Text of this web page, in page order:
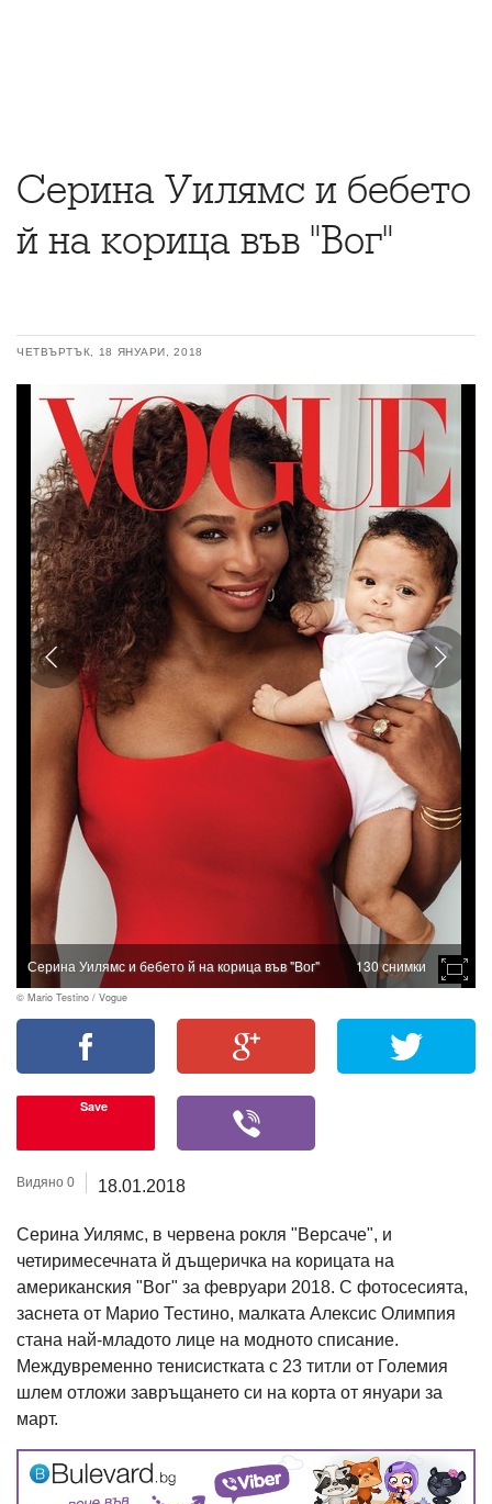
Серина Уилямс и бебето
й на корица във "Вог"
ЧЕТВЪРТЪК, 18 ЯНУАРИ, 2018
Серина Уилямс и бебето й на корица във "Вог" 130 снимки
© Mario Testino / Vogue
Save
Видяно 0 18.01.2018
Серина Уилямс, в червена рокля "Версаче", и
четиримесечната й дъщеричка на корицата на
американския "Вог" за февруари 2018. С фотосесията,
заснета от Марио Тестино, малката Алексис Олимпия
стана най-младото лице на модното списание.
Междувременно тенисистката с 23 титли от Големия
шлем отложи завръщането си на корта от януари за
март.